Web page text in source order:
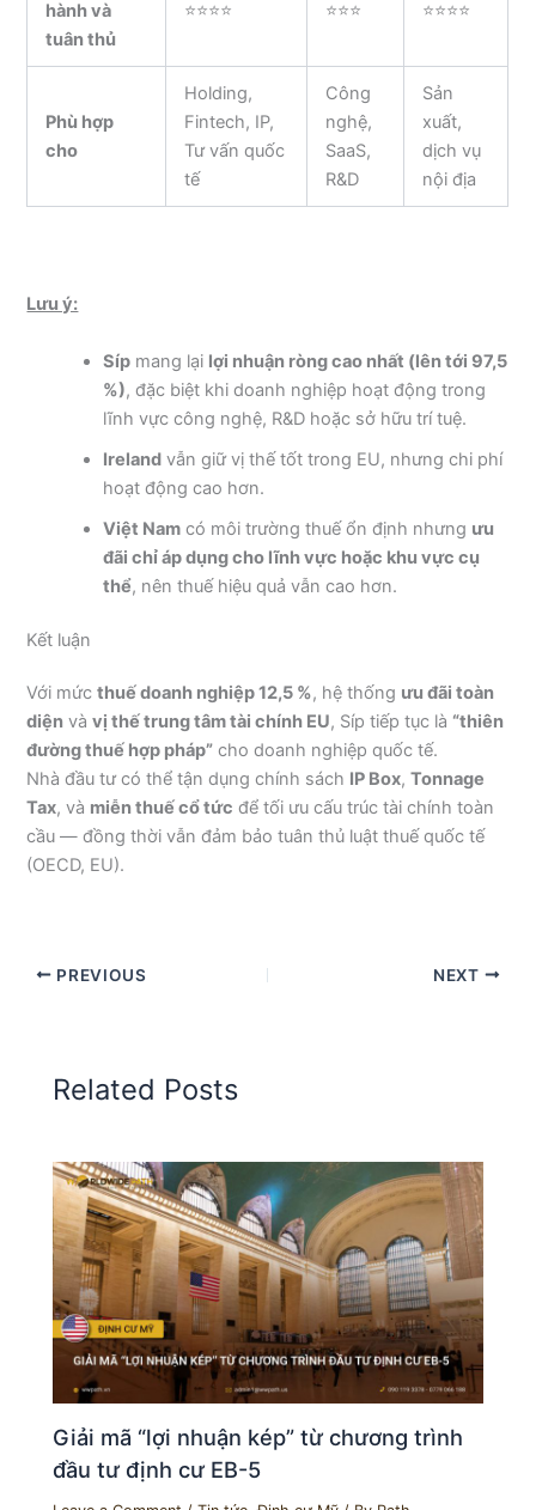
hành và
tuân thủ
⭐⭐⭐⭐ ⭐⭐⭐ ⭐⭐⭐⭐
Phù hợp
cho
Holding,
Fintech, IP,
Tư vấn quốc
tế
Công
nghệ,
SaaS,
R&D
Sản
xuất,
dịch vụ
nội địa
Lưu ý:
Síp mang lại lợi nhuận ròng cao nhất (lên tới 97,5
%), đặc biệt khi doanh nghiệp hoạt động trong
lĩnh vực công nghệ, R&D hoặc sở hữu trí tuệ.
Ireland vẫn giữ vị thế tốt trong EU, nhưng chi phí
hoạt động cao hơn.
Việt Nam có môi trường thuế ổn định nhưng ưu
đãi chỉ áp dụng cho lĩnh vực hoặc khu vực cụ
thể, nên thuế hiệu quả vẫn cao hơn.
Kết luận
Với mứcthuế doanh nghiệp 12,5 %, hệ thống ưu đãi toàn
diện vàvị thế trung tâm tài chính EU, Síp tiếp tục là “thiên
đường thuế hợp pháp” cho doanh nghiệp quốc tế.
Nhà đầu tư có thể tận dụng chính sách IP Box,Tonnage
Tax, và miễn thuế cổ tức để tối ưu cấu trúc tài chính toàn
cầu — đồng thời vẫn đảm bảo tuân thủ luật thuế quốc tế
(OECD, EU).
PREVIOUS NEXT
Related Posts
Giải mã “lợi nhuận kép” từ chương trình
đầu tư định cư EB-5